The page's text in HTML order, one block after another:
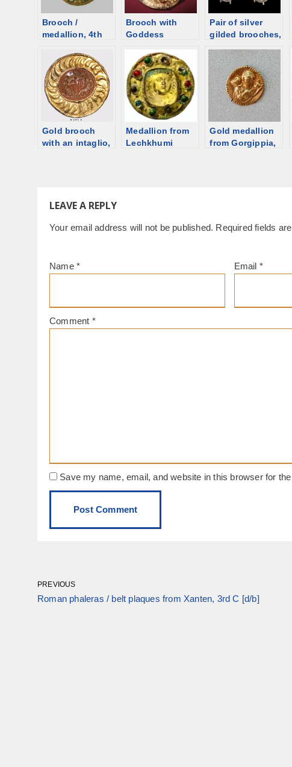
Brooch /
medallion, 4th
[d/b]
Brooch with
Goddess
[d/b]
Pair of silver
gilded brooches,
[d/b]
Gold brooch
with an intaglio,
Medallion from
Lechkhumi
Gold medallion
from Gorgippia,
LEAVE A REPLY
Your email address will not be published. Required fields
Name * Email *
Comment *
Save my name, email, and website in this browser for
PREVIOUS
Roman phaleras / belt plaques from Xanten, 3rd C [d/b]